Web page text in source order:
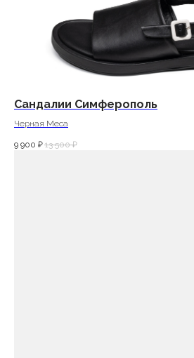
Сандалии Симферополь
Черная Меса
9 900 ₽ 13 500 ₽